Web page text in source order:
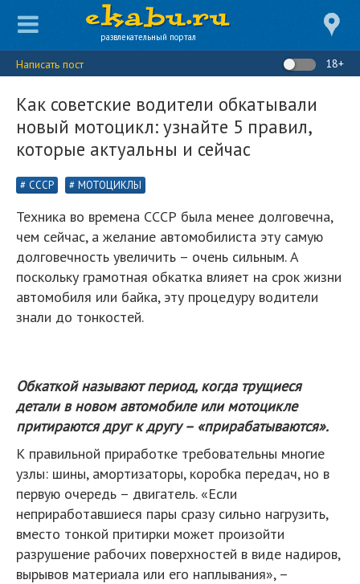
развлекательный портал
Написать пост 18+
Как советские водители обкатывали
новый мотоцикл: узнайте 5 правил,
которые актуальны и сейчас
СССР МОТОЦИКЛЫ
Техника во времена СССР была менее долговечна,
чем сейчас, а желание автомобилиста эту самую
долговечность увеличить – очень сильным. А
поскольку грамотная обкатка влияет на срок жизни
автомобиля или байка, эту процедуру водители
знали до тонкостей.
Обкаткой называют период, когда трущиеся
детали в новом автомобиле или мотоцикле
притираются друг к другу – «прирабатываются».
К правильной приработке требовательны многие
узлы: шины, амортизаторы, коробка передач, но в
первую очередь – двигатель. «Если
неприработавшиеся пары сразу сильно нагрузить,
вместо тонкой притирки может произойти
разрушение рабочих поверхностей в виде надиров,
вырывов материала или его наплывания», –